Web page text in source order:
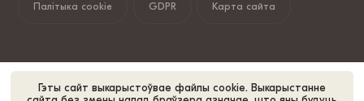
Гэты сайт выкарыстоўвае файлы cookie. Выкарыстанне
Палітыка cookie GDPR Карта сайта